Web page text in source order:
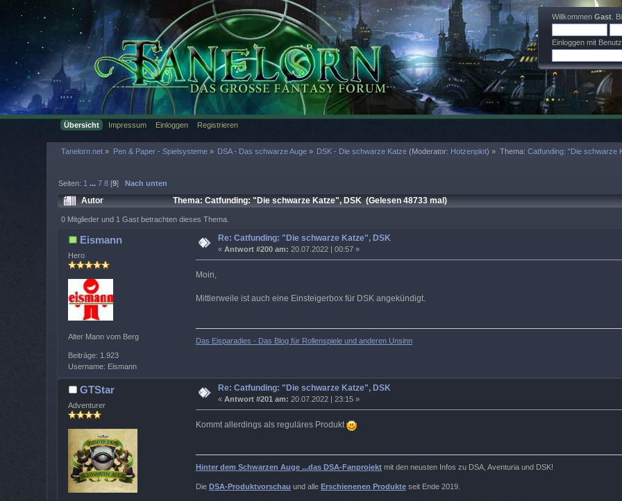
Willkommen Gast .
Einloggen mit
Übersicht Impressum Einloggen Registrieren
Tanelorn.net » Pen & Paper - Spielsysteme» DSA - Das schwarze Auge » DSK - Die schwarze Katze (Moderator: Hotzenplot) » Thema: Catfunding: "Die schwarze
Seiten: 1 ...7 8 [9]Nach unten
Autor Thema: Catfunding: "Die schwarze Katze", DSK (Gelesen 48733 mal)
0 Mitglieder und 1 Gast betrachten dieses Thema.
Eismann
Hero
Alter Mann vom Berg
Beiträge: 1.923
Username: Eismann
Re: Catfunding: "Die schwarze Katze", DSK
«Antwort #200 am: 20.07.2022 | 00:57 »
Moin,
Mittlerweile ist auch eine Einsteigerbox für DSK angekündigt.
Das Eisparadies - Das Blog für Rollenspiele und anderen Unsinn
GTStar
Adventurer
Re: Catfunding: "Die schwarze Katze", DSK
«Antwort #201 am: 20.07.2022 | 23:15 »
Kommt allerdings als reguläres Produkt
Hinter dem Schwarzen Auge ...das DSA-Fanprojektmit den neusten Infos zu DSA, Aventuria und DSK!
Die DSA-Produktvorschau und alle Erschienenen Produkteseit Ende 2019.